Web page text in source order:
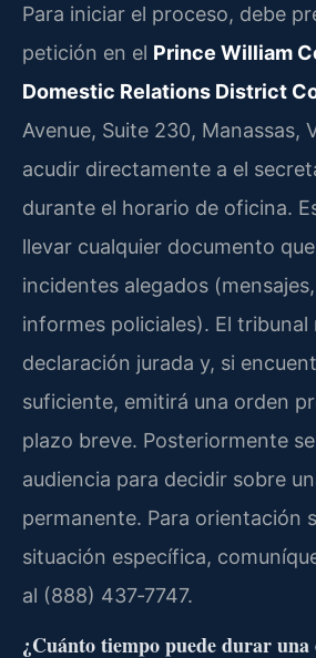
Para iniciar el proceso, debe
petición en el Prince William
Domestic Relations District
Avenue, Suite 230, Manassas,
acudir directamente a el
durante el horario de oficina.
llevar cualquier documento
incidentes alegados
informes policiales). El tribunal
declaración jurada y, si
suficiente, emitirá una orden
plazo breve. Posteriormente
audiencia para decidir sobre
permanente. Para orientación
situación específica,
al (888) 437‑7747.
¿Cuánto tiempo puede durar una